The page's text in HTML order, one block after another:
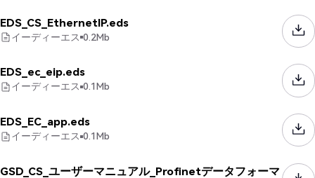
EDS_CS_EthernetIP.eds
イーディーエス 0.2Mb
EDS_ec_eip.eds
イーディーエス 0.1Mb
EDS_EC_app.eds
イーディーエス 0.1Mb
GSD_CS_ユーザーマニュアル_Profinetデータフォーマ